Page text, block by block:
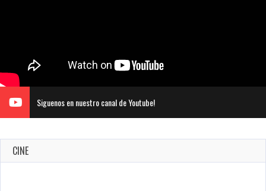
Siguenos en nuestro canal de Youtube!
CINE